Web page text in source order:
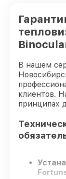
В нашем
клиентов.
принципах